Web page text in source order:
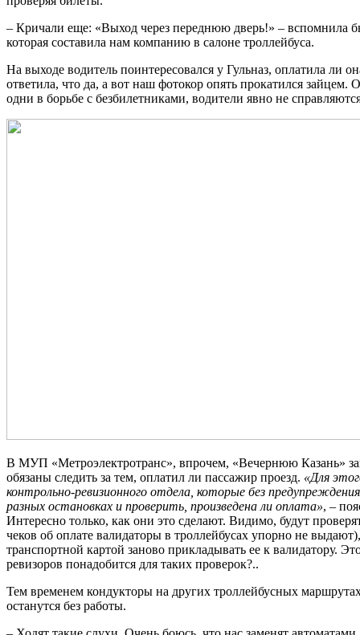
– Кричали еще: «Выход через переднюю дверь!» – вспомнила
которая составила нам компанию в салоне троллейбуса.
На выходе водитель поинтересовался у Гульназ, оплатила ли
ответила, что да, а вот наш фотокор опять прокатился зайцем.
одни в борьбе с безбилетниками, водители явно не
В МУП «Метроэлектротранс», впрочем, «Вечернюю Казань»
обязаны следить за тем, оплатил ли пассажир проезд. «Для
контрольно-ревизионного отдела, которые без
разных остановках и проверить, произведена ли оплата», –
Интересно только, как они это сделают. Видимо, будут
чеков об оплате валидаторы в троллейбусах упорно не
транспортной картой заново прикладывать ее к валидатору.
ревизоров понадобится для таких проверок?..
Тем временем кондукторы на других троллейбусных
останутся без работы.